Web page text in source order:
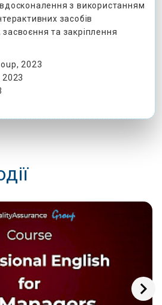
з використанням
засобів
та закріплення
2023